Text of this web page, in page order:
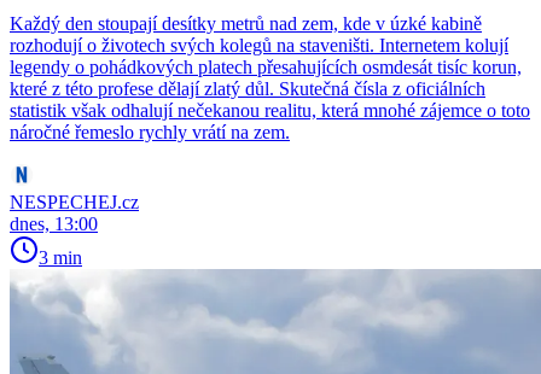
Každý den stoupají desítky metrů nad zem, kde v úzké kabině
rozhodují o životech svých kolegů na staveništi. Internetem kolují
legendy o pohádkových platech přesahujících osmdesát tisíc korun,
které z této profese dělají zlatý důl. Skutečná čísla z oficiálních
statistik však odhalují nečekanou realitu, která mnohé zájemce o toto
náročné řemeslo rychly vrátí na zem.
NESPECHEJ.cz
dnes, 13:00
3 min